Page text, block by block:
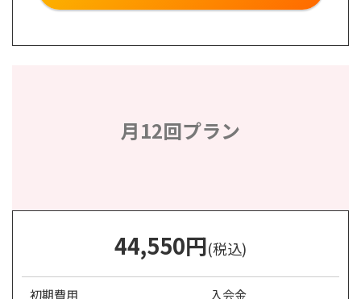
月12回プラン
44,550円(税込)
初期費用 入会金